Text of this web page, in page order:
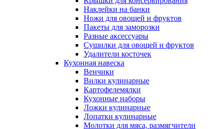
Наклейки на банки
Ножи для овощей и фруктов
Пакеты для заморозки
Разные аксессуары
Сушилки для овощей и фруктов
Удалители косточек
Кухонная навеска
Венчики
Вилки кулинарные
Картофелемялки
Кухонные наборы
Ложки кулинарные
Лопатки кулинарные
Молотки для мяса, размягчители